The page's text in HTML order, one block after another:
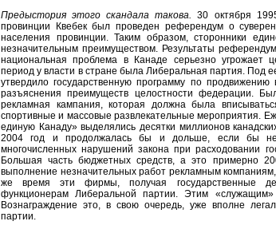
Предыстория этого скандала такова.30 октября
провинции Квебек был проведен референдум о
населения провинции. Таким образом, сторонники
незначительным преимуществом. Результаты
национальная проблема в Канаде серьезно угрожает
период у власти в стране была Либеральная партия. Под
утвердило государственную программу по
разъяснения преимуществ целостности федерации.
рекламная кампания, которая должна была
спортивные и массовые развлекательные мероприятия.
единую Канаду» выделялись десятки миллионов
2004 год и продолжалась бы и дольше, если бы
многочисленных нарушений закона при расходовании
Большая часть бюджетных средств, а это примерно
выполнение незначительных работ рекламным
же время эти фирмы, получая государственные
функционерам Либеральной партии. Этим «служащим»
Вознаграждение это, в свою очередь, уже вполне
партии.